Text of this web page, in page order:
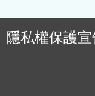
隱私權保護